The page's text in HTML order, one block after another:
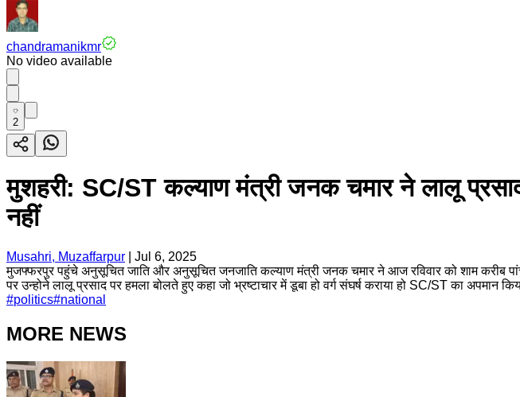
chandramanikmr
No video available
2
मुशहरी: SC/ST कल्याण मंत्री जनक चमार ने लालू
नहीं
Musahri, Muzaffarpur
Jul 6, 2025
मुजफ्फरपुर पहुंचे अनुसूचित जाति और अनुसूचित जनजाति कल्याण मंत्री जनक चमार ने आज रविवार को शाम करीब
पर उन्होने लालू प्रसाद पर हमला बोलते हुए कहा जो भ्रष्टाचार में डूबा हो वर्ग संघर्ष कराया हो SC/ST का अपमान
#politics#national
MORE NEWS